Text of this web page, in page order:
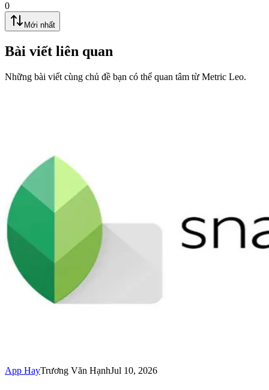
0
Mới nhất
Bài viết liên quan
Những bài viết cùng chủ đề bạn có thể quan tâm từ Metric Leo.
App HayTrương Văn HạnhJul 10, 2026